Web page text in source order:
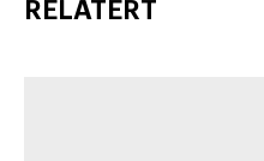
RELATERT